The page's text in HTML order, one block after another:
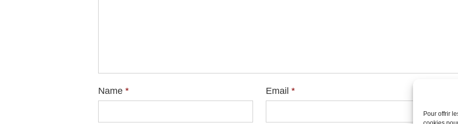
Pour offrir
Name * Email*